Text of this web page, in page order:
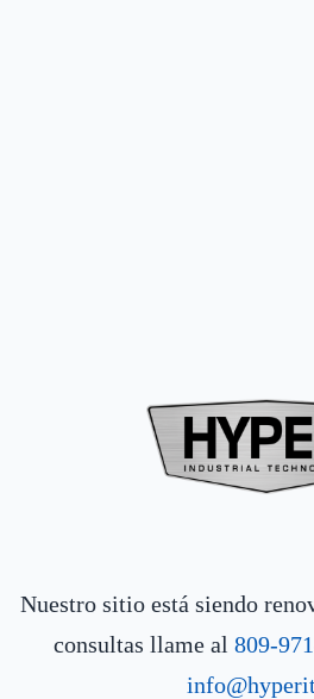
Nuestro sitio está siendo
consultas llame al 809-